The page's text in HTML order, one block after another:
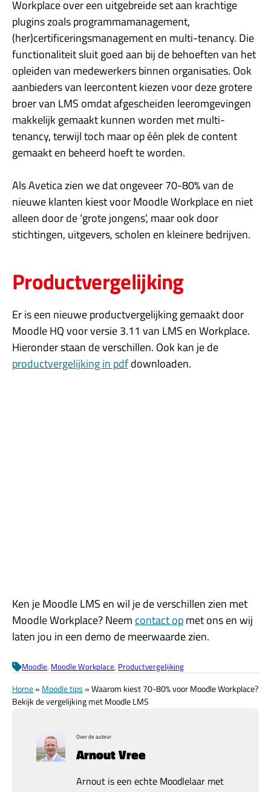
Workplace over een uitgebreide set aan krachtige
plugins zoals programmamanagement,
(her)certificeringsmanagement en multi-tenancy. Die
functionaliteit sluit goed aan bij de behoeften van het
opleiden van medewerkers binnen organisaties. Ook
aanbieders van leercontent kiezen voor deze grotere
broer van LMS omdat afgescheiden leeromgevingen
makkelijk gemaakt kunnen worden met multi-
tenancy, terwijl toch maar op één plek de content
gemaakt en beheerd hoeft te worden.
Als Avetica zien we dat ongeveer 70-80% van de
nieuwe klanten kiest voor Moodle Workplace en niet
alleen door de ‘grote jongens’, maar ook door
stichtingen, uitgevers, scholen en kleinere bedrijven.
Productvergelijking
Er is een nieuwe productvergelijking gemaakt door
Moodle HQ voor versie 3.11 van LMS en Workplace.
Hieronder staan de verschillen. Ook kan je de
productvergelijking in pdfdownloaden.
Ken je Moodle LMS en wil je de verschillen zien met
Moodle Workplace? Neemcontact opmet ons en wij
laten jou in een demo de meerwaarde zien.
Moodle, Moodle Workplace, Productvergelijking
Home»Moodle tips»Waarom kiest 70-80% voor Moodle Workplace?
Bekijk de vergelijking met Moodle LMS
Over de auteur
Arnout Vree
Arnout is een echte Moodlelaar met